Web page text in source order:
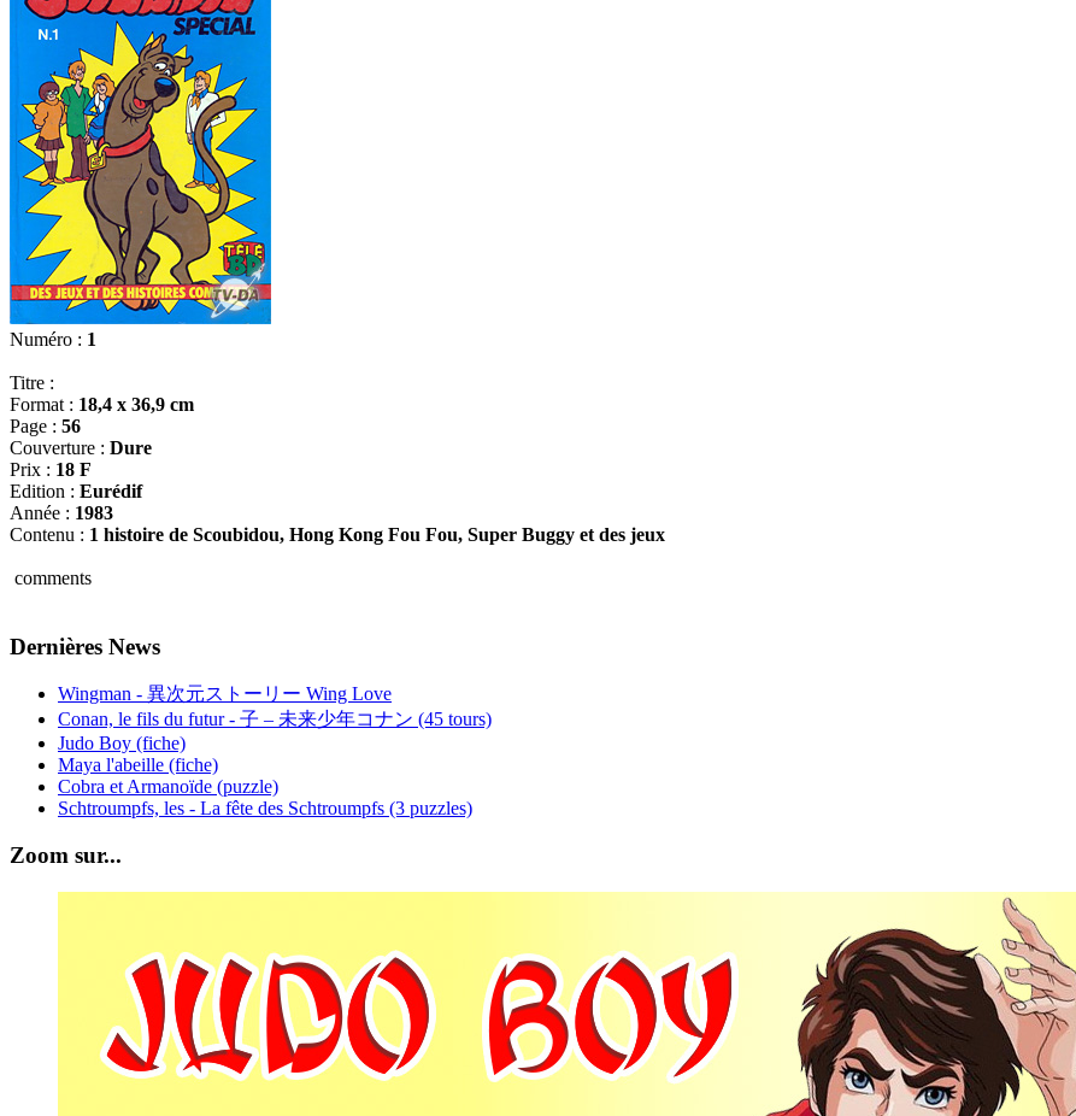
Numéro : 1
Titre :
Format : 18,4 x 36,9 cm
Page : 56
Couverture : Dure
Prix : 18 F
Edition : Eurédif
Année : 1983
Contenu : 1 histoire de Scoubidou, Hong Kong Fou Fou, Super Buggy et des jeux
comments
Dernières News
Wingman - 異次元ストーリー Wing Love
Conan, le fils du futur - 子 – 未来少年コナン (45 tours)
Judo Boy (fiche)
Maya l'abeille (fiche)
Cobra et Armanoïde (puzzle)
Schtroumpfs, les - La fête des Schtroumpfs (3 puzzles)
Zoom sur...